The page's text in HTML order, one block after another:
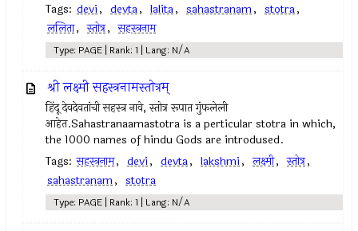
Tags: devi, devta, lalita, sahastranam, stotra,
ललिता, स्तोत्र, सहस्त्रनाम
Type: PAGE | Rank: 1 | Lang: N/A
श्री लक्ष्मी सहस्त्रनामस्तोत्रम्
हिंदू देवदेवतांची सहस्त्र नावे, स्तोत्र रूपात गुंफलेली
आहेत.Sahastranaamastotra is a perticular stotra in which,
the 1000 names of hindu Gods are introdused.
Tags: सहस्त्रनाम, devi, devta, lakshmi, लक्ष्मी, स्तोत्र,
sahastranam, stotra
Type: PAGE | Rank: 1 | Lang: N/A